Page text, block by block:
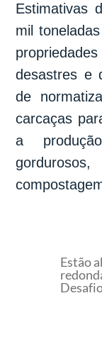
Estimativas
mil
desastres e
de
carcaças
a
Estão